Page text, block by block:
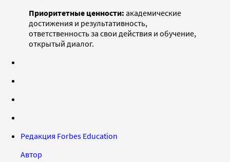
Приоритетные ценности: академические
достижения и результативность,
ответственность за свои действия и обучение,
открытый диалог.
Редакция Forbes Education
Автор